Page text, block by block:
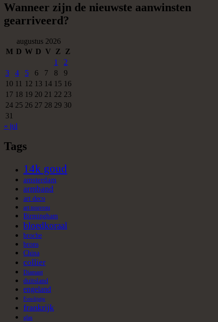
Wanneer zijn de nieuwste aanwinsten
gearriveerd?
augustus 2026
M D W D V Z
Z
1
2
3
4 5 6 7 8
9
10 11 12 13 14 15 16
17 18 19 20 21 22 23
24 25 26 27 28 29 30
31
« jul
Tags
14k goud
amsterdam
armband
art deco
art nouveau
Birmingham
bloedkoraal
broche
brons
China
collier
Diamant
duitsland
engeland
Fotolijstje
frankrijk
glas